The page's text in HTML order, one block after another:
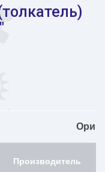
Производитель